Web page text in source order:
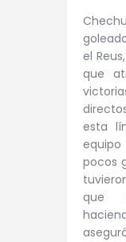
el
que
esta
pocos
que